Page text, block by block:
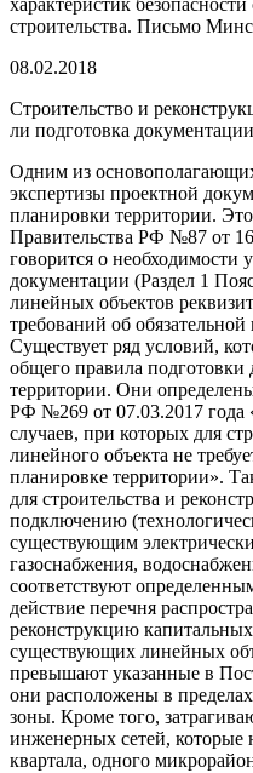
строительства. Письмо
08.02.2018
Строительство и
ли подготовка
Одним из
экспертизы проектной
планировки территории.
Правительства РФ №87 от
говорится о необходимости
документации (Раздел 1
линейных объектов
требований об
Существует ряд условий,
общего правила
территории. Они
РФ №269 от 07.03.2017 года
случаев, при которых для
линейного объекта не
планировке территории».
для строительства и
подключению
существующим
газоснабжения,
соответствуют
действие перечня
реконструкцию
существующих линейных
превышают указанные в
они расположены в
зоны. Кроме того,
инженерных сетей, которые
квартала, одного